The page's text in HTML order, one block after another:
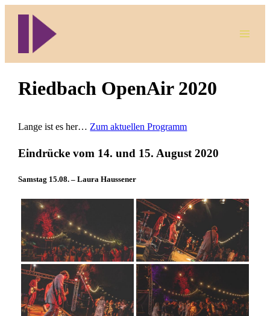
Riedbach OpenAir 2020
Lange ist es her… Zum aktuellen Programm
Eindrücke vom 14. und 15. August 2020
Samstag 15.08. – Laura Haussener